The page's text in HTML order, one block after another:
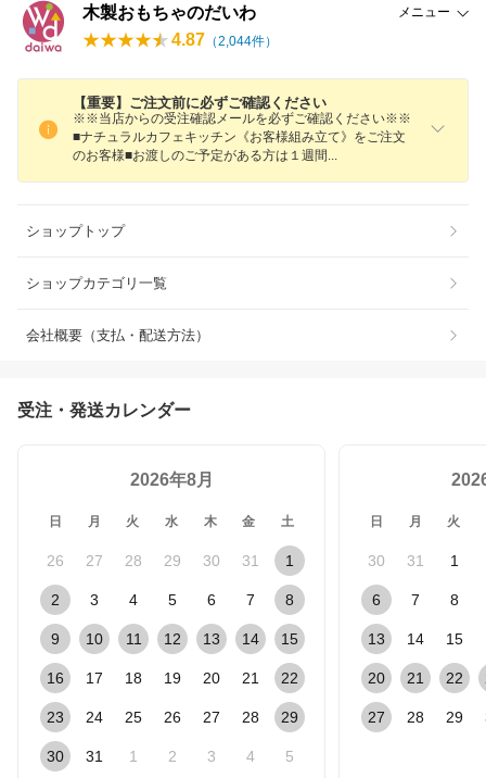
木製おもちゃのだいわ メニュー
4.87 （2,044件）
【重要】ご注文前に必ずご確認ください
※※当店からの受注確認メールを必ずご確認ください※※
■ナチュラルカフェキッチン《お客様組み立て》をご注文
のお客様■お渡しのご予定がある方は１週間
ショップトップ
ショップカテゴリ一覧
会社概要（支払・配送方法）
受注・発送カレンダー
2026年8月
日 月 火 水 木 金 土
26 27 28 29 30 31 1
2 3 4 5 6 7 8
9 10 11 12 13 14 15
16 17 18 19 20 21 22
23 24 25 26 27 28 29
30 31 1 2 3 4 5
日 月 火
30 31 1
6 7 8
13 14 15
20 21 22
27 28 29